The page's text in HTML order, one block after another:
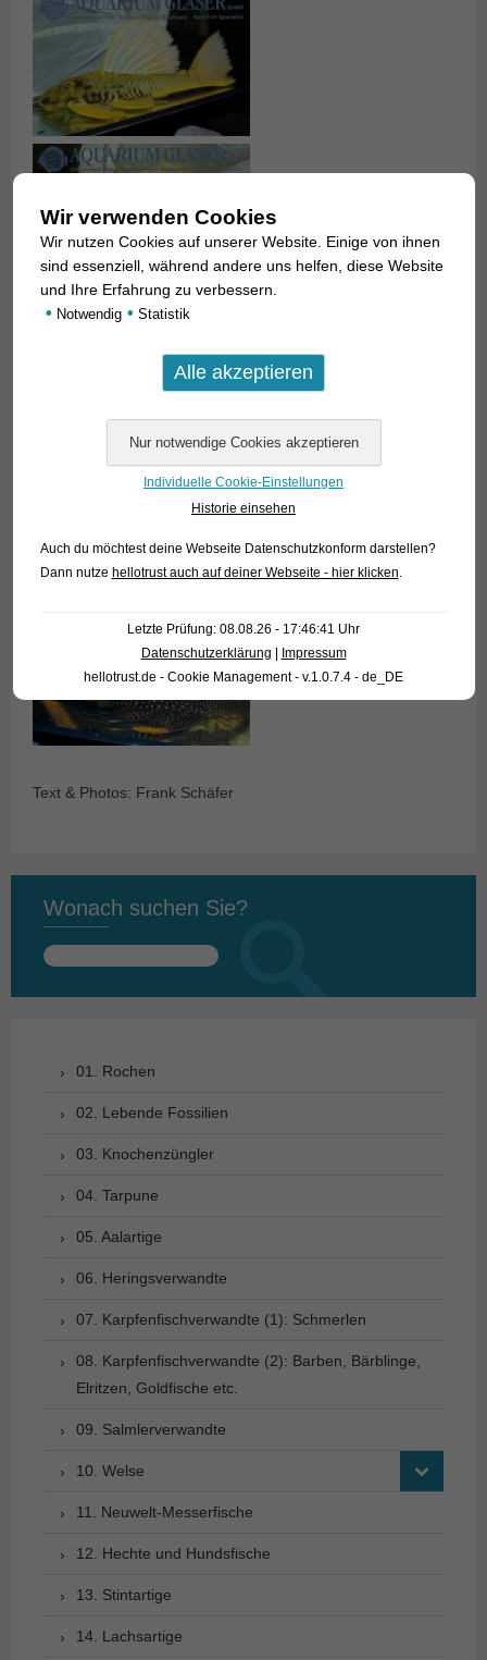
Text & Photos: Frank Schäfer
Wonach suchen Sie?
Suchen
01. Rochen
02. Lebende Fossilien
03. Knochenzüngler
04. Tarpune
05. Aalartige
06. Heringsverwandte
07. Karpfenfischverwandte (1): Schmerlen
08. Karpfenfischverwandte (2): Barben, Bärblinge,
Elritzen, Goldfische etc.
09. Salmlerverwandte
10. Welse
11. Neuwelt-Messerfische
12. Hechte und Hundsfische
13. Stintartige
14. Lachsartige
Wir verwenden Cookies
Wir nutzen Cookies auf unserer Website. Einige von ihnen
sind essenziell, während andere uns helfen, diese Website
und Ihre Erfahrung zu verbessern.
• Notwendig • Statistik
Individuelle Cookie-Einstellungen
Historie einsehen
Auch du möchtest deine Webseite Datenschutzkonform darstellen?
Dann nutze hellotrust auch auf deiner Webseite - hier klicken
Letzte Prüfung: 08.08.26 - 17:46:41 Uhr
Datenschutzerklärung | Impressum
hellotrust.de - Cookie Management - v.1.0.7.4 - de_DE